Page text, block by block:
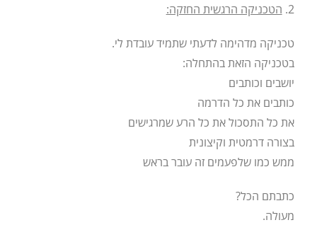
2. הטכניקה הרגשית החזקה:
טכניקה מדהימה לדעתי שתמיד עובדת לי.
בטכניקה הזאת בהתחלה:
יושבים וכותבים
כותבים את כל הדרמה
את כל התסכול את כל הרע שמרגישים
בצורה דרמטית וקיצונית
ממש כמו שלפעמים זה עובר בראש
כתבתם הכל?
מעולה.